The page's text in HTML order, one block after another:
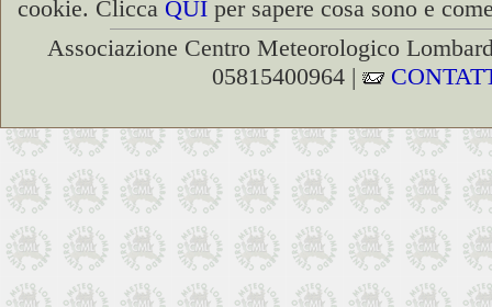
cookie. Clicca QUI per sapere cosa sono e
Associazione Centro Meteorologico
05815400964 |